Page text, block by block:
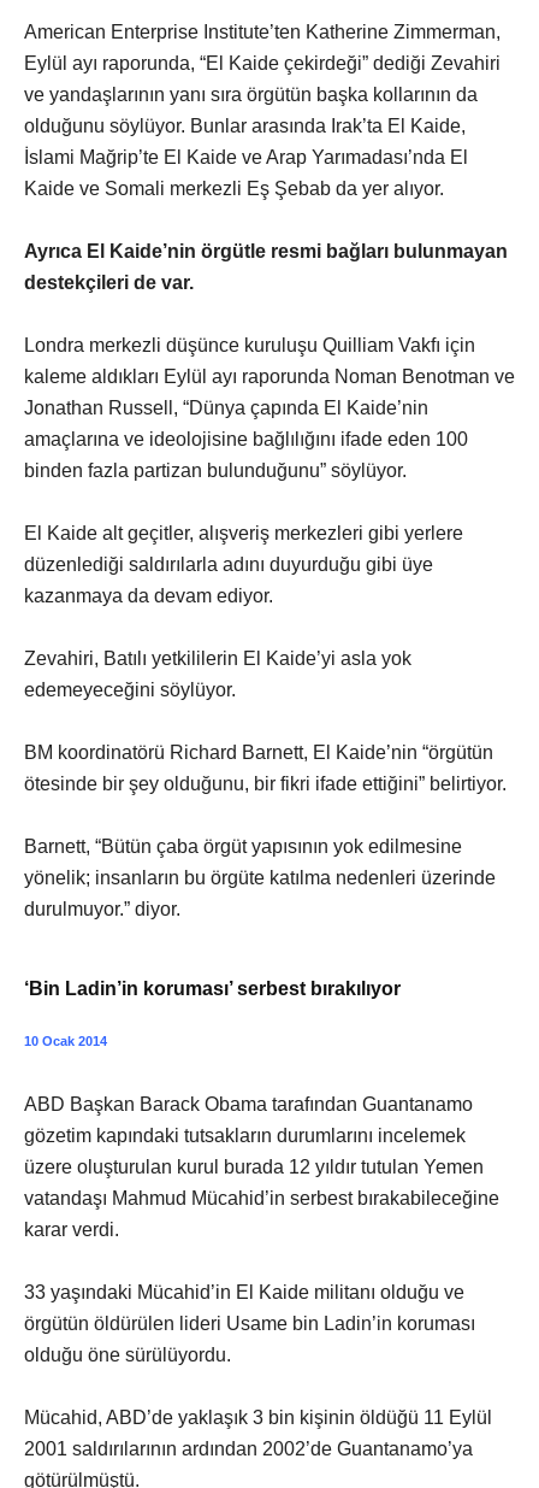
American Enterprise Institute’ten Katherine Zimmerman,
Eylül ayı raporunda, “El Kaide çekirdeği” dediği Zevahiri
ve yandaşlarının yanı sıra örgütün başka kollarının da
olduğunu söylüyor. Bunlar arasında Irak’ta El Kaide,
İslami Mağrip’te El Kaide ve Arap Yarımadası’nda El
Kaide ve Somali merkezli Eş Şebab da yer alıyor.
Ayrıca El Kaide’nin örgütle resmi bağları bulunmayan
destekçileri de var.
Londra merkezli düşünce kuruluşu Quilliam Vakfı için
kaleme aldıkları Eylül ayı raporunda Noman Benotman ve
Jonathan Russell, “Dünya çapında El Kaide’nin
amaçlarına ve ideolojisine bağlılığını ifade eden 100
binden fazla partizan bulunduğunu” söylüyor.
El Kaide alt geçitler, alışveriş merkezleri gibi yerlere
düzenlediği saldırılarla adını duyurduğu gibi üye
kazanmaya da devam ediyor.
Zevahiri, Batılı yetkililerin El Kaide’yi asla yok
edemeyeceğini söylüyor.
BM koordinatörü Richard Barnett, El Kaide’nin “örgütün
ötesinde bir şey olduğunu, bir fikri ifade ettiğini” belirtiyor.
Barnett, “Bütün çaba örgüt yapısının yok edilmesine
yönelik; insanların bu örgüte katılma nedenleri üzerinde
durulmuyor.” diyor.
‘Bin Ladin’in koruması’ serbest bırakılıyor
10 Ocak 2014
ABD Başkan Barack Obama tarafından Guantanamo
gözetim kapındaki tutsakların durumlarını incelemek
üzere oluşturulan kurul burada 12 yıldır tutulan Yemen
vatandaşı Mahmud Mücahid’in serbest bırakabileceğine
karar verdi.
33 yaşındaki Mücahid’in El Kaide militanı olduğu ve
örgütün öldürülen lideri Usame bin Ladin’in koruması
olduğu öne sürülüyordu.
Mücahid, ABD’de yaklaşık 3 bin kişinin öldüğü 11 Eylül
2001 saldırılarının ardından 2002’de Guantanamo’ya
götürülmüştü.